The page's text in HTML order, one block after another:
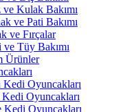
ve Kulak Bakımı
ve Pati Bakımı
ve Fırçalar
ve Tüy Bakımı
Ürünler
Kedi Oyuncakları
Oyuncakları
Kedi Oyuncakları